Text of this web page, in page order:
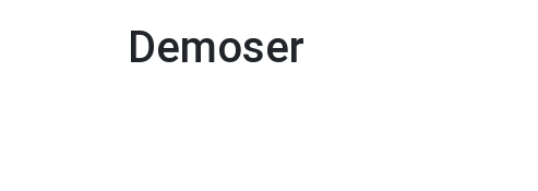
Demoser